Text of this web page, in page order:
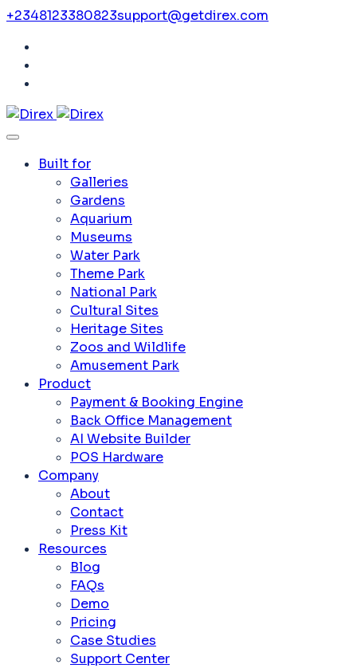
+2348123380823support@getdirex.com
Built for
Galleries
Gardens
Aquarium
Museums
Water Park
Theme Park
National Park
Cultural Sites
Heritage Sites
Zoos and Wildlife
Amusement Park
Product
Payment & Booking Engine
Back Office Management
AI Website Builder
POS Hardware
Company
About
Contact
Press Kit
Resources
Blog
FAQs
Demo
Pricing
Case Studies
Support Center